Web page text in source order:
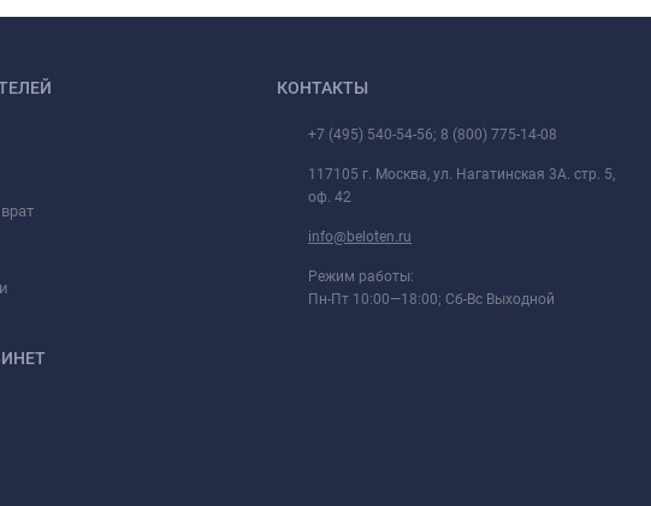
КОНТАКТЫ
+7 (495) 540-54-56; 8 (800) 775-14-08
117105 г. Москва, ул. Нагатинская 3А. стр. 5,
оф. 42
info@beloten.ru
Режим работы:
Пн-Пт 10:00—18:00; Сб-Вс Выходной